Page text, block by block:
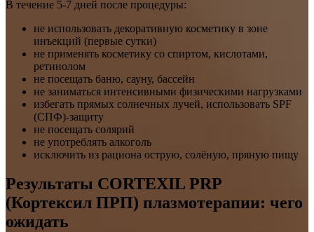
В течение 5-7 дней после процедуры:
не использовать декоративную косметику в зоне
инъекций (первые сутки)
не применять косметику со спиртом, кислотами,
ретинолом
не посещать баню, сауну, бассейн
не заниматься интенсивными физическими нагрузками
избегать прямых солнечных лучей, использовать SPF
(СПФ)-защиту
не посещать солярий
не употреблять алкоголь
исключить из рациона острую, солёную, пряную пищу
Результаты CORTEXIL PRP
(Кортексил ПРП) плазмотерапии: чего
ожидать